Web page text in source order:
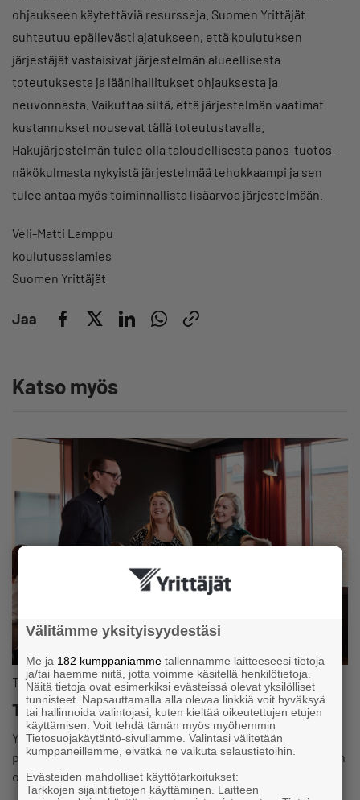
ohjaukseen käytettäviä resursseja. Suomen Yrittäjät
suhtautuu epäilevästi ajatukseen, että koulutuksen
järjestäjät vastaisivat järjestelmän alueellisesta
toteutuksesta ja läänihallitukset ohjauksesta ja
neuvonnasta. Vaikuttaa siltä, että järjestelmän vaatimat
kustannukset nousevat tällä toteutustavalla.
Hakujärjestelmän tulee olla taloudellisesta panos-tuotos –
näkökulmasta nykyistä järjestelmää tehokkaampi ja sen
tulee antaa myös toiminnallista lisäarvoa järjestelmään.
Veli-Matti Lamppu
koulutusasiamies
Suomen Yrittäjät
Jaa
Katso myös
Tapahtuma
Tervetuloa verkostoitumaan tapahtumiimme
Yrittäjät järjestävät vuosittain yli 1800 tapahtumaa
paikallisesti, alueellisesti ja valtakunnallisesti! Tule mukaan
oppimaan verkossa tai verkostoitumaan paikanpäällä.
Välitämme yksityisyydestäsi
Me ja 182 kumppaniamme tallennamme laitteeseesi tietoja
ja/tai haemme niitä, jotta voimme käsitellä henkilötietoja.
Näitä tietoja ovat esimerkiksi evästeissä olevat yksilölliset
tunnisteet. Napsauttamalla alla olevaa linkkiä voit hyväksyä
tai hallinnoida valintojasi, kuten kieltää oikeutettujen etujen
käyttämisen. Voit tehdä tämän myös myöhemmin
Tietosuojakäytäntö-sivullamme. Valintasi välitetään
kumppaneillemme, eivätkä ne vaikuta selaustietoihin.
Evästeiden mahdolliset käyttötarkoitukset:
Tarkkojen sijaintitietojen käyttäminen. Laitteen